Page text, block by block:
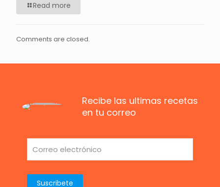
Read more
Comments are closed.
Recibe las ultimas recetas
en tu correo